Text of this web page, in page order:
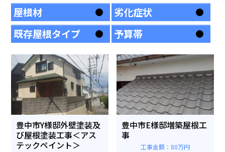
屋根材
劣化症状
既存屋根タイプ
予算帯
豊中市Y様邸外壁塗装及
び屋根塗装工事＜アス
テックペイント＞
豊中市E様邸増築屋根工
事
工事金額：80万円